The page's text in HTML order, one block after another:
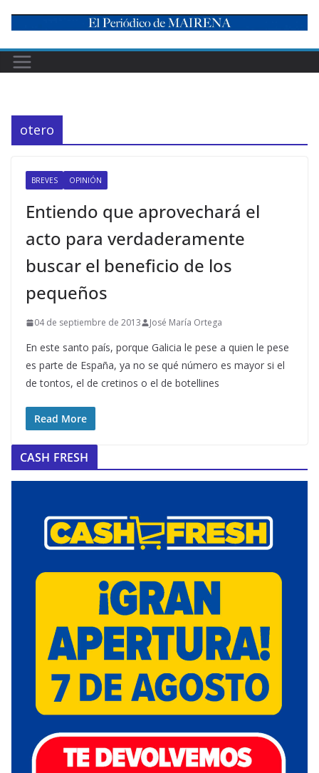
content
otero
BREVES OPINIÓN
Entiendo que aprovechará el
acto para verdaderamente
buscar el beneficio de los
pequeños
04 de septiembre de 2013 José María Ortega
En este santo país, porque Galicia le pese a quien le pese
es parte de España, ya no se qué número es mayor si el
de tontos, el de cretinos o el de botellines
Read More
CASH FRESH